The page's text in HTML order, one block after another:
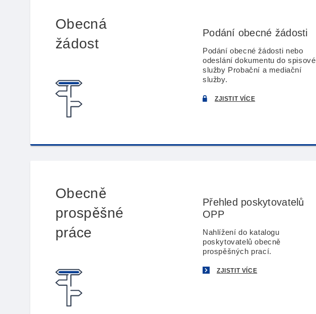
Obecná
žádost
Podání obecné žádosti
Podání obecné žádosti nebo
odeslání dokumentu do spisové
služby Probační a mediační
služby.
ZJISTIT VÍCE
Obecně
prospěšné
práce
Přehled poskytovatelů
OPP
Nahlížení do katalogu
poskytovatelů obecně
prospěšných prací.
ZJISTIT VÍCE